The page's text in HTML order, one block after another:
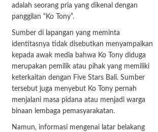
adalah seorang pria yang dikenal dengan
panggilan “Ko Tony”.
Sumber di lapangan yang meminta
identitasnya tidak disebutkan menyampaikan
kepada awak media bahwa Ko Tony diduga
merupakan pemilik atau pihak yang memiliki
keterkaitan dengan Five Stars Bali. Sumber
tersebut juga menyebut Ko Tony pernah
menjalani masa pidana atau menjadi warga
binaan lembaga pemasyarakatan.
Namun, informasi mengenai latar belakang